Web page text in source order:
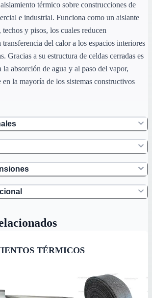
térmico sobre construcciones de
e industrial. Funciona como un aislante
y pisos, los cuales reducen
transferencia del calor a los espacios interiores
Gracias a su estructura de celdas cerradas es
la absorción de agua y al paso del vapor,
en la mayoría de los sistemas constructivos
TÉRMICOS